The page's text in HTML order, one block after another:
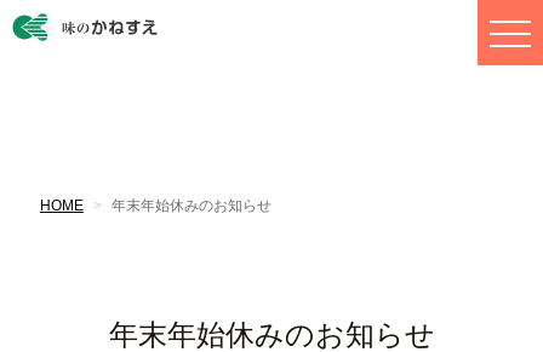
HOME 年末年始休みのお知らせ
年末年始休みのお知らせ